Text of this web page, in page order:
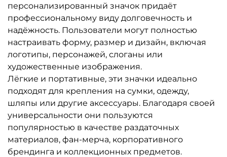
персонализированный значок придаёт
профессиональному виду долговечность и
надёжность. Пользователи могут полностью
настраивать форму, размер и дизайн, включая
логотипы, персонажей, слоганы или
художественные изображения.
Лёгкие и портативные, эти значки идеально
подходят для крепления на сумки, одежду,
шляпы или другие аксессуары. Благодаря своей
универсальности они пользуются
популярностью в качестве раздаточных
материалов, фан-мерча, корпоративного
брендинга и коллекционных предметов.